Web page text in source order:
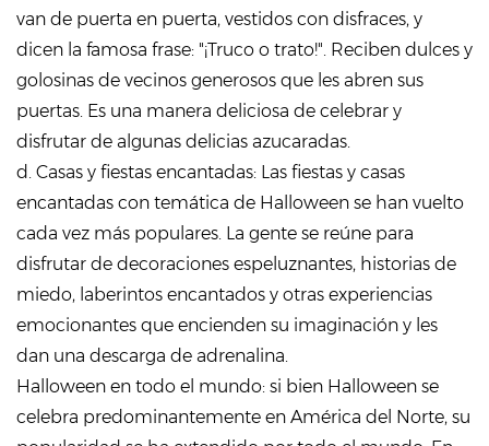
van de puerta en puerta, vestidos con disfraces, y
dicen la famosa frase: "¡Truco o trato!". Reciben dulces y
golosinas de vecinos generosos que les abren sus
puertas. Es una manera deliciosa de celebrar y
disfrutar de algunas delicias azucaradas.
d. Casas y fiestas encantadas: Las fiestas y casas
encantadas con temática de Halloween se han vuelto
cada vez más populares. La gente se reúne para
disfrutar de decoraciones espeluznantes, historias de
miedo, laberintos encantados y otras experiencias
emocionantes que encienden su imaginación y les
dan una descarga de adrenalina.
Halloween en todo el mundo: si bien Halloween se
celebra predominantemente en América del Norte, su